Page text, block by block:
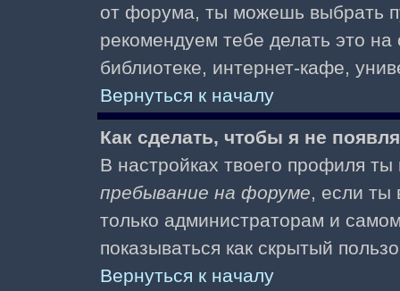
от форума, ты можешь выбрать
рекомендуем тебе делать это
библиотеке, интернет-кафе,
Вернуться к началу
Как сделать, чтобы я не
В настройках твоего профиля
пребывание на форуме, если
только администраторам и
показываться как скрытый
Вернуться к началу